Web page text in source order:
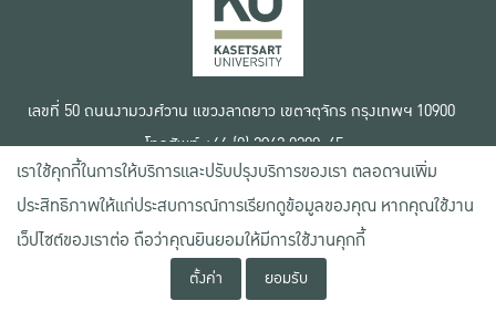
เลขที่ 50 ถนนงามวงศ์วาน แขวงลาดยาว เขตจตุจักร กรุงเทพฯ 10900
โทรศัพท์ +66 (0) 2942 8200-45
สงวนลิขสิทธิ์ © 2020 มหาวิทยาลัยเกษตรศาสตร์
เงื่อนไขการใช้งานเว็บไซต์
ข้อตกลงด้านสิทธิ์ใช้งาน
นโยบายความเป็นส่วนตัว
เราใช้คุกกี้ในการให้บริการและปรับปรุงบริการของเรา ตลอดจนเพิ่ม
ประสิทธิภาพให้แก่ประสบการณ์การเรียกดูข้อมูลของคุณ หากคุณใช้งาน
เว็ปไซต์ของเราต่อ ถือว่าคุณยินยอมให้มีการใช้งานคุกกี้
ตั้งค่า ยอมรับ